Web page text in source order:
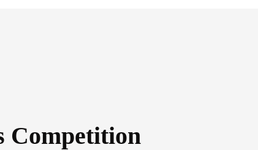
Competition